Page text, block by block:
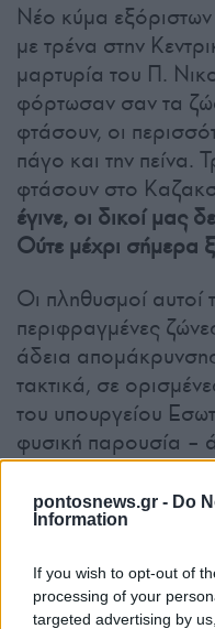
pontosnews.gr - Do
Information
If you wish to opt-out of
processing of your
targeted advertising by
Νέο κύμα
με τρένα στην
μαρτυρία του Π.
φόρτωσαν σαν τα
φτάσουν, οι
πάγο και την πείνα.
φτάσουν στο
έγινε, οι δικοί μας
Ούτε μέχρι σήμερα
Οι πληθυσμοί αυτοί
περιφραγμένες
άδεια
τακτικά, σε
του υπουργείου
φυσική παρουσία –
εξαιρουμένων.